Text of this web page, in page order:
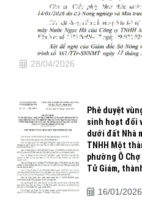
máy Nước Ngọc Hà của
viên Nước sạch Hà Nội tại
Giảng Võ, Nghĩa Đô, thành
28/04/2026
Phê duyệt
sinh hoạt đối
dưới đất Nhà
TNHH Một
phường Ô
Tử Giám,
16/01/2026